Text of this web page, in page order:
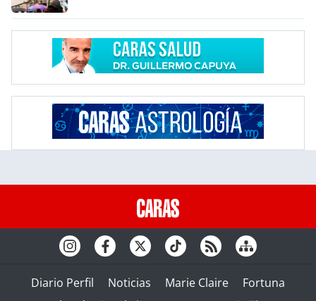
Diario Perfil Noticias Marie Claire
Fortuna